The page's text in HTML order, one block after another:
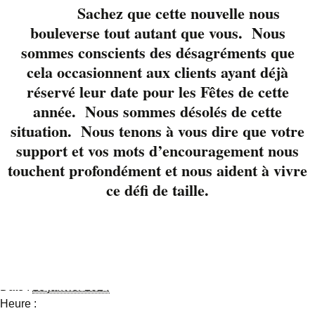
Éric Beaulé-
Brouillard que vous
connaissez comme
batteur du groupe
Tribiant forment ce
nouveau duo qui ne
manquera pas de vous
offrir un moment de
plaisir assuré lors de
votre souper Liverpool.
Heure :
Sachez que cette nouvelle nous
bouleverse tout autant que vous. Nous
sommes conscients des désagréments que
cela occasionnent aux clients ayant déjà
réservé leur date pour les Fêtes de cette
année. Nous sommes désolés de cette
situation. Nous tenons à vous dire que votre
support et vos mots d’encouragement nous
touchent profondément et nous aident à vivre
ce défi de taille.